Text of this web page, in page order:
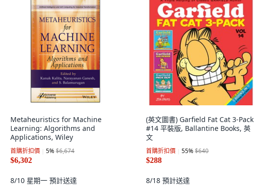
Metaheuristics for Machine
Learning: Algorithms and
Applications, Wiley
首購折扣價 5%$6,674
$6,302
8/10 星期一 預計送達
(英文圖書) Garfield Fat Cat 3-Pack
#14 平裝版, Ballantine Books, 英
文
首購折扣價 55%$640
$288
8/18 預計送達